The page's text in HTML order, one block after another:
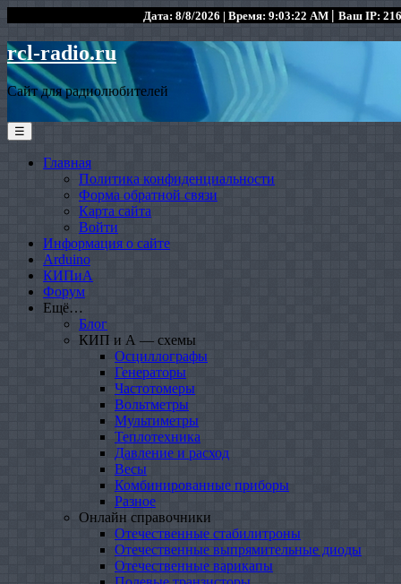
Дата: 8/8/2026 | Время: 9:03:22 AM | Ваш IP:
rcl-radio.ru
Сайт для радиолюбителей
☰
Главная
Политика конфиденциальности
Форма обратной связи
Карта сайта
Войти
Информация о сайте
Arduino
КИПиА
Форум
Ещё…
Блог
КИП и А — схемы
Осциллографы
Генераторы
Частотомеры
Вольтметры
Мультиметры
Теплотехника
Давление и расход
Весы
Комбинированные приборы
Разное
Онлайн справочники
Отечественные стабилитроны
Отечественные выпрямительные диоды
Отечественные варикапы